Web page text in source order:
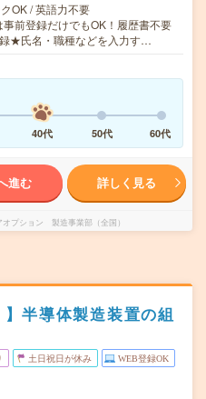
OK / 英語力不要
前登録だけでもOK！履歴書不要
★氏名・職種などを入力す…
40代 50代 60代
進む 詳しく見る
プション 製造事業部（全国）
】半導体製造装置の組
土日祝日が休み WEB登録OK